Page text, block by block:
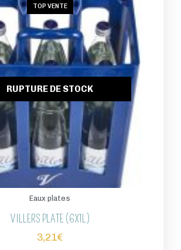
TOP VENTE
RUPTURE DE STOCK
Eaux plates
VILLERS PLATE (6X1L)
3,21€